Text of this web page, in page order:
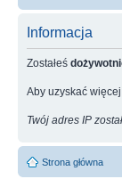
Informacja
Zostałeś
Aby uzyskać
Twój adres IP
Strona główna